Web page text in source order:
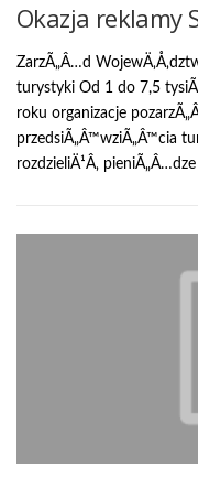
Okazja reklamy
ZarzÃ„Â…d
turystyki Od 1 do 7,5
roku organizacje
przedsiÃ„Â™wziÃ„Â™cia
rozdzieliÄ¹Â‚